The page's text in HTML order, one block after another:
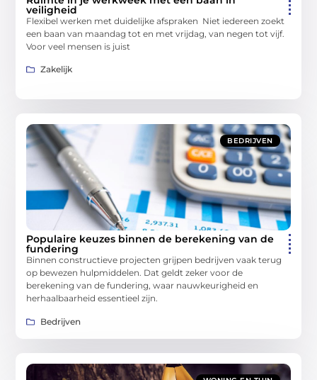
veiligheid
Flexibel werken met duidelijke afspraken Niet iedereen zoekt
een baan van maandag tot en met vrijdag, van negen tot vijf.
Voor veel mensen is juist
Zakelijk
BEDRIJVEN
Populaire keuzes binnen de berekening van de
fundering
Binnen constructieve projecten grijpen bedrijven vaak terug
op bewezen hulpmiddelen. Dat geldt zeker voor de
berekening van de fundering, waar nauwkeurigheid en
herhaalbaarheid essentieel zijn.
Bedrijven